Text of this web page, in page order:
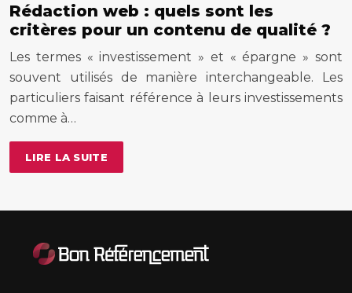
Rédaction web : quels sont les
critères pour un contenu de qualité ?
Les termes « investissement » et « épargne » sont
souvent utilisés de manière interchangeable. Les
particuliers faisant référence à leurs investissements
comme à…
LIRE LA SUITE